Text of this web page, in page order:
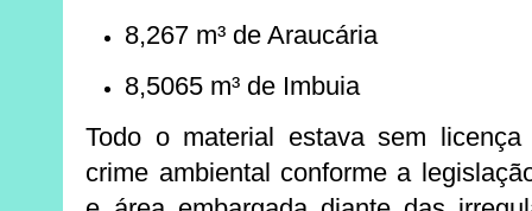
8,267 m³ de Araucária
8,5065 m³ de Imbuia
Todo o material estava sem licença
crime ambiental conforme a